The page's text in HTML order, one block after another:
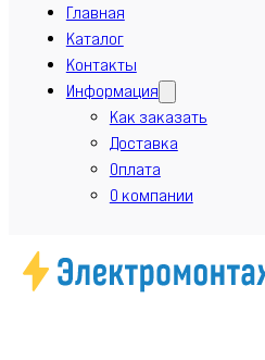
Главная
Каталог
Контакты
Информация
Как заказать
Доставка
Оплата
О компании